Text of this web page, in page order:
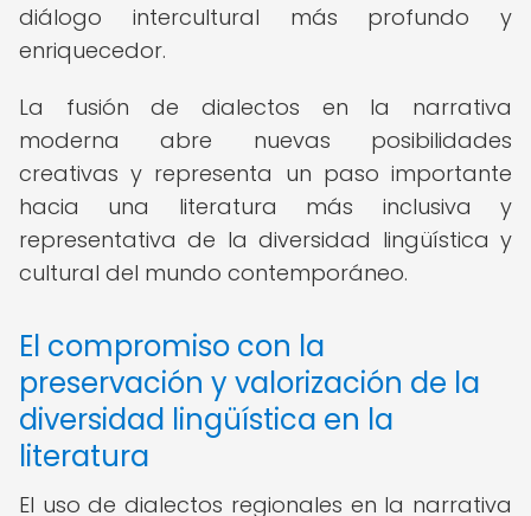
diálogo intercultural más profundo y
enriquecedor.
La fusión de dialectos en la narrativa
moderna abre nuevas posibilidades
creativas y representa un paso importante
hacia una literatura más inclusiva y
representativa de la diversidad lingüística y
cultural del mundo contemporáneo.
El compromiso con la
preservación y valorización de la
diversidad lingüística en la
literatura
El uso de dialectos regionales en la narrativa